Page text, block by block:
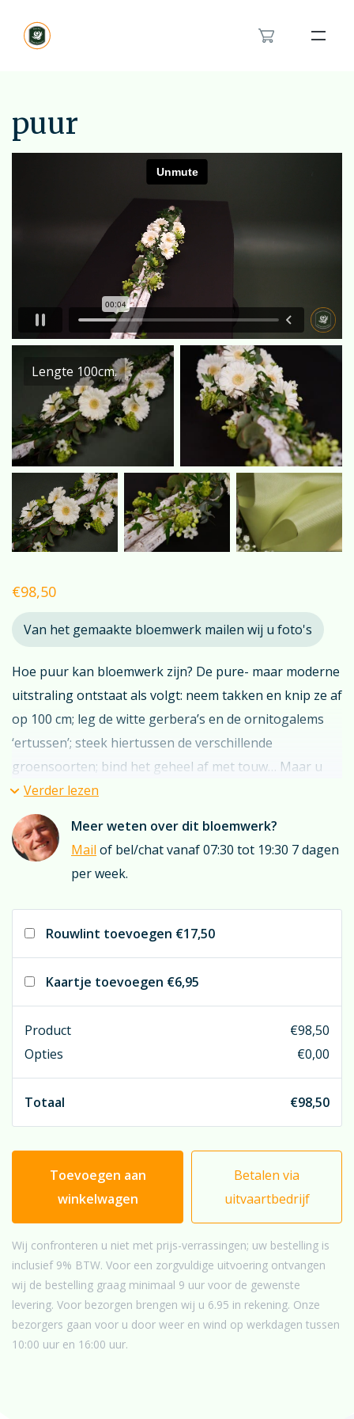
Modern rouwbloemwerk
Orchidee rouwstuk
Van en voor kinderen rouwstuk
Feyenoord rouwstuk
Veldboeket
Over ons
Contact
Bestellen
puur
Lengte 100cm.
€98,50
Van het gemaakte bloemwerk mailen wij u foto's
Hoe puur kan bloemwerk zijn? De pure- maar moderne
uitstraling ontstaat als volgt: neem takken en knip ze af
op 100 cm; leg de witte gerbera’s en de ornitogalems
‘ertussen’; steek hiertussen de verschillende
groensoorten; bind het geheel af met touw… Maar u
kunt het natuurlijk ook door ons laten maken.
Dit boeket is bedoeld voor het moment van de uitvaart.
Wilt u het boeket langer bij uw dierbare? Belt u dan
even met onze rouwbloemist (7 dagen per week);
uiteraard bieden wij u dan alternatieven aan.
Overweegt u een (bedrukt) rouwlint? Denk dan eens
aan appelgroen. U bereikt dan een zeer goede match
met de lichtgroene stelen in het stuk. Maar natuurlijk
kan er veel meer; kijkt u hiervoor even bij
“rouwlint”; u
treft hier een reuzenkeuze aan linten.
Verder lezen
Meer weten over dit bloemwerk?
Mail of bel/chat vanaf 07:30 tot 19:30 7 dagen
per week.
Rouwlint toevoegen €17,50
Kaartje toevoegen €6,95
Product €98,50
Opties
€0,00
Totaal €98,50
Toevoegen aan
winkelwagen
Betalen via
uitvaartbedrijf
Wij confronteren u niet met prijs-verrassingen; uw bestelling is
inclusief 9% BTW. Voor een zorgvuldige uitvoering ontvangen
wij de bestelling graag minimaal 9 uur voor de gewenste
levering. Voor bezorgen brengen wij u 6.95 in rekening. Onze
bezorgers gaan voor u door weer en wind op werkdagen tussen
10:00 uur en 16:00 uur.